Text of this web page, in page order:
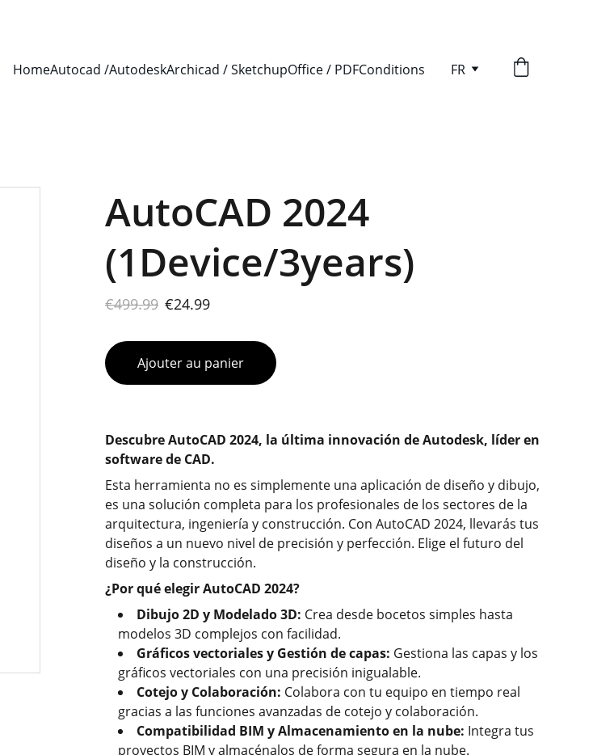
HomeAutocad /AutodeskArchicad / SketchupOffice / PDFConditions FR
AutoCAD 2024
(1Device/3years)
€499.99 €24.99
Ajouter au panier
Descubre AutoCAD 2024, la última innovación de Autodesk, líder en
software de CAD.
Esta herramienta no es simplemente una aplicación de diseño y dibujo,
es una solución completa para los profesionales de los sectores de la
arquitectura, ingeniería y construcción. Con AutoCAD 2024, llevarás tus
diseños a un nuevo nivel de precisión y perfección. Elige el futuro del
diseño y la construcción.
¿Por qué elegir AutoCAD 2024?
Dibujo 2D y Modelado 3D: Crea desde bocetos simples hasta
modelos 3D complejos con facilidad.
Gráficos vectoriales y Gestión de capas: Gestiona las capas y los
gráficos vectoriales con una precisión inigualable.
Cotejo y Colaboración: Colabora con tu equipo en tiempo real
gracias a las funciones avanzadas de cotejo y colaboración.
Compatibilidad BIM y Almacenamiento en la nube: Integra tus
proyectos BIM y almacénalos de forma segura en la nube.